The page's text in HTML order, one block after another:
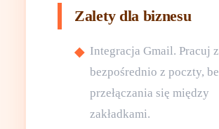
Zalety dla biznesu
Integracja Gmail. Pracuj
bezpośrednio z poczty,
przełączania się między
zakładkami.